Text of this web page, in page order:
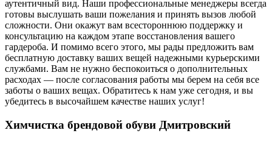
аутентичный вид. Наши профессиональные менеджеры всегда
готовы выслушать ваши пожелания и принять вызов любой
сложности. Они окажут вам всестороннюю поддержку и
консультацию на каждом этапе восстановления вашего
гардероба. И помимо всего этого, мы рады предложить вам
бесплатную доставку ваших вещей надежными курьерскими
службами. Вам не нужно беспокоиться о дополнительных
расходах — после согласования работы мы берем на себя все
заботы о ваших вещах. Обратитесь к нам уже сегодня, и вы
убедитесь в высочайшем качестве наших услуг!
Химчистка брендовой обуви Дмитровский